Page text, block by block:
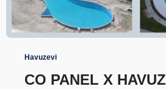
Havuzevi
CO PANEL X HAVUZ